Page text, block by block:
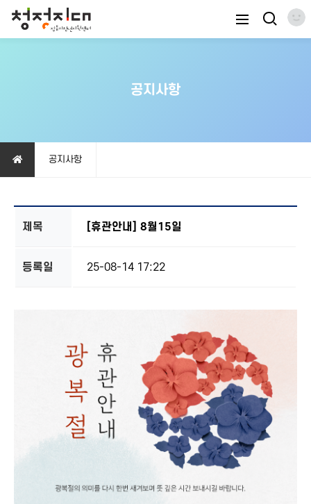
공지사항
공지사항
제목 [휴관안내] 8월15일
등록일 25-08-14 17:22